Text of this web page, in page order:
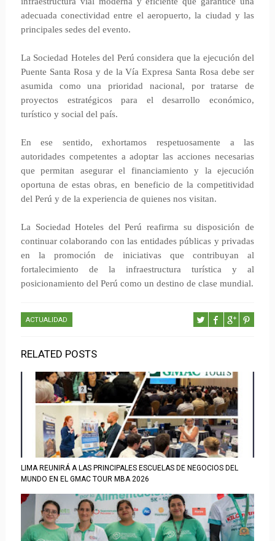
adecuada conectividad entre el aeropuerto, la ciudad y las
principales sedes del evento.
La Sociedad Hoteles del Perú considera que la ejecución del
Puente Santa Rosa y de la Vía Expresa Santa Rosa debe ser
asumida como una prioridad nacional, por tratarse de
proyectos estratégicos para el desarrollo económico,
turístico y social del país.
En ese sentido, exhortamos respetuosamente a las
autoridades competentes a adoptar las acciones necesarias
que permitan asegurar el financiamiento y la ejecución
oportuna de estas obras, en beneficio de la competitividad
del Perú y de la experiencia de quienes nos visitan.
La Sociedad Hoteles del Perú reafirma su disposición de
continuar colaborando con las entidades públicas y privadas
en la promoción de iniciativas que contribuyan al
fortalecimiento de la infraestructura turística y al
posicionamiento del Perú como un destino de clase mundial.
ACTUALIDAD
RELATED POSTS
LIMA REUNIRÁ A LAS PRINCIPALES ESCUELAS DE NEGOCIOS DEL
MUNDO EN EL GMAC TOUR MBA 2026